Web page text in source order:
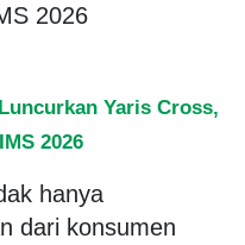
2026
Yaris Cross,
2026
hanya
dari konsumen